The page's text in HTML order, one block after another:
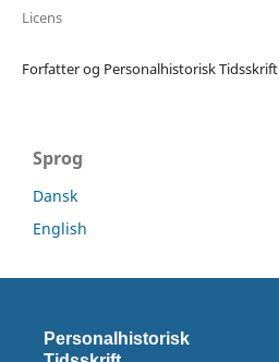
Licens
Forfatter og Personalhistorisk Tidsskrift
Sprog
Dansk
English
Personalhistorisk